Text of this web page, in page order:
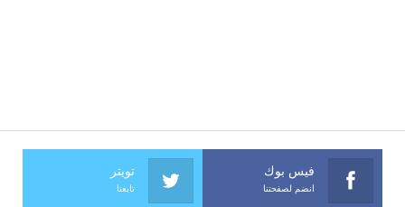
فيس بوك
انضم لصفحتنا
تويتر
تابعنا